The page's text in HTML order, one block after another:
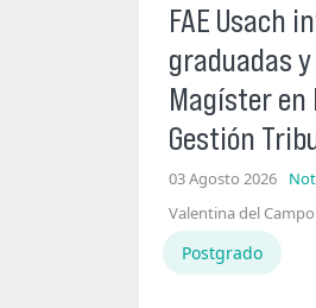
FAE Usach
graduadas
Magíster
Gestión
03 Agosto 2026
Valentina del Campo
Postgrado